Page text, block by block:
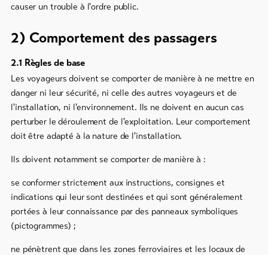
causer un trouble à l'ordre public.
2) Comportement des passagers
2.1 Règles de base
Les voyageurs doivent se comporter de manière à ne mettre en
danger ni leur sécurité, ni celle des autres voyageurs et de
l'installation, ni l'environnement. Ils ne doivent en aucun cas
perturber le déroulement de l'exploitation. Leur comportement
doit être adapté à la nature de l'installation.
Ils doivent notamment se comporter de manière à :
se conformer strictement aux instructions, consignes et
indications qui leur sont destinées et qui sont généralement
portées à leur connaissance par des panneaux symboliques
(pictogrammes) ;
ne pénètrent que dans les zones ferroviaires et les locaux de